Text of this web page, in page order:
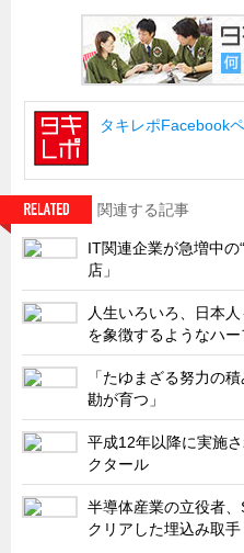
配電盤・分電盤・キュービクル
医療・福祉・介護関連
ロボット・自動化装置関連
二次電池関連
EV・PHEV充電器関連
再生可能エネルギー
農業関連
半導体製造装置関連
共同溝・無電柱化関連
サーバーラック・エンクロジャ
特装車・バス・トラック関連
自動販売機・自動改札機関連
鉄道車両・駅舎関連
CATEGORY 連載
タキレポFacebook
関連する記事
IT関連企業が急増中の
店」
人生いろいろ、日本
を象徴するようなハ
「たゆまざる努力の
勘が育つ」
平成12年以降に実施
クタール
半導体産業の立役者
クリアした埋込み取手